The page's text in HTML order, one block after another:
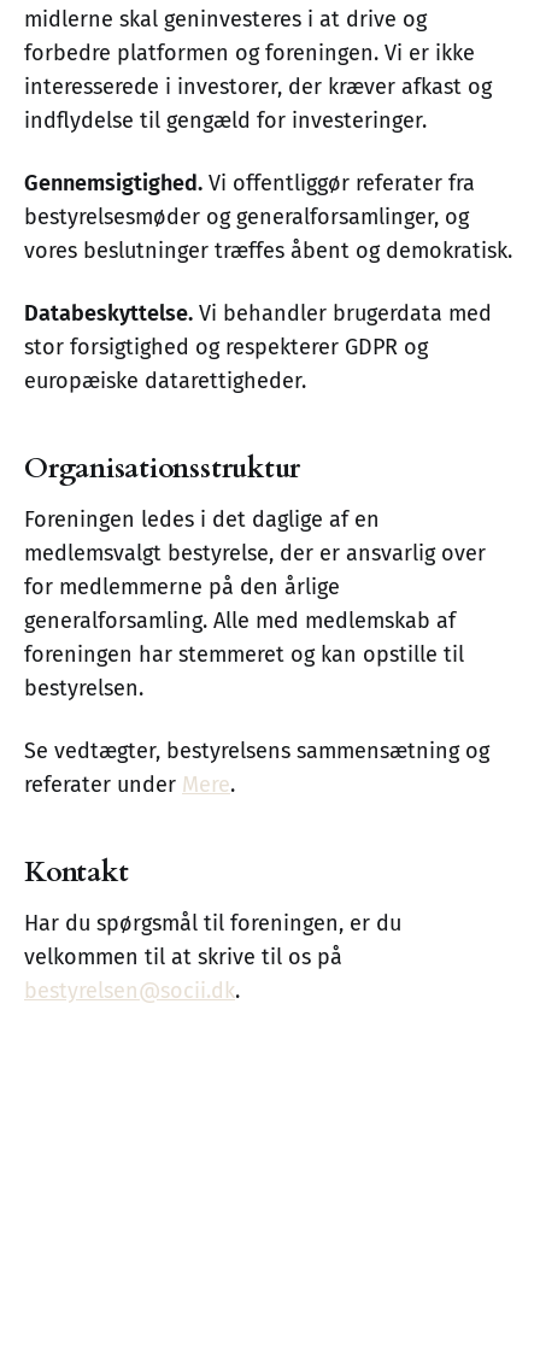
midlerne skal geninvesteres i at drive og
forbedre platformen og foreningen. Vi er ikke
interesserede i investorer, der kræver afkast og
indflydelse til gengæld for investeringer.
Gennemsigtighed. Vi offentliggør referater fra
bestyrelsesmøder og generalforsamlinger, og
vores beslutninger træffes åbent og demokratisk.
Databeskyttelse. Vi behandler brugerdata med
stor forsigtighed og respekterer GDPR og
europæiske datarettigheder.
Organisationsstruktur
Foreningen ledes i det daglige af en
medlemsvalgt bestyrelse, der er ansvarlig over
for medlemmerne på den årlige
generalforsamling. Alle med medlemskab af
foreningen har stemmeret og kan opstille til
bestyrelsen.
Se vedtægter, bestyrelsens sammensætning og
referater under Mere.
Kontakt
Har du spørgsmål til foreningen, er du
velkommen til at skrive til os på
bestyrelsen@socii.dk.